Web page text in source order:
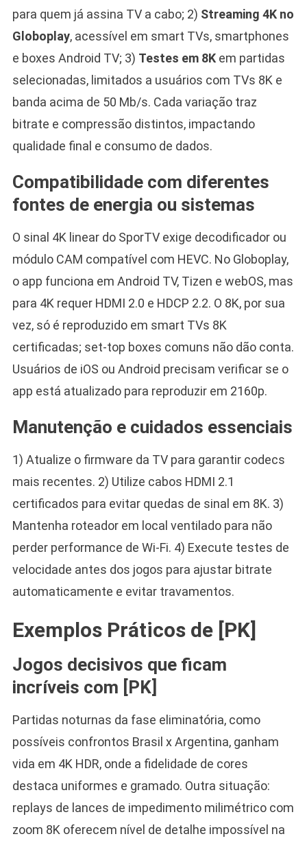
para quem já assina TV a cabo; 2) Streaming 4K no
Globoplay, acessível em smart TVs, smartphones
e boxes Android TV; 3) Testes em 8Kem partidas
selecionadas, limitados a usuários com TVs 8K e
banda acima de 50 Mb/s. Cada variação traz
bitrate e compressão distintos, impactando
qualidade final e consumo de dados.
Compatibilidade com diferentes
fontes de energia ou sistemas
O sinal 4K linear do SporTV exige decodificador ou
módulo CAM compatível com HEVC. No Globoplay,
o app funciona em Android TV, Tizen e webOS, mas
para 4K requer HDMI 2.0 e HDCP 2.2. O 8K, por sua
vez, só é reproduzido em smart TVs 8K
certificadas; set-top boxes comuns não dão conta.
Usuários de iOS ou Android precisam verificar se o
app está atualizado para reproduzir em 2160p.
Manutenção e cuidados essenciais
1) Atualize o firmware da TV para garantir codecs
mais recentes. 2) Utilize cabos HDMI 2.1
certificados para evitar quedas de sinal em 8K. 3)
Mantenha roteador em local ventilado para não
perder performance de Wi-Fi. 4) Execute testes de
velocidade antes dos jogos para ajustar bitrate
automaticamente e evitar travamentos.
Exemplos Práticos de [PK]
Jogos decisivos que ficam
incríveis com [PK]
Partidas noturnas da fase eliminatória, como
possíveis confrontos Brasil x Argentina, ganham
vida em 4K HDR, onde a fidelidade de cores
destaca uniformes e gramado. Outra situação:
replays de lances de impedimento milimétrico com
zoom 8K oferecem nível de detalhe impossível na